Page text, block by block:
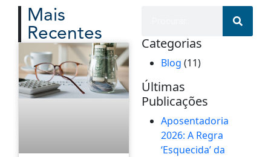
Mais
Recentes Categorias
Blog (11)
Últimas
Publicações
Aposentadoria
2026: A Regra
‘Esquecida’ da